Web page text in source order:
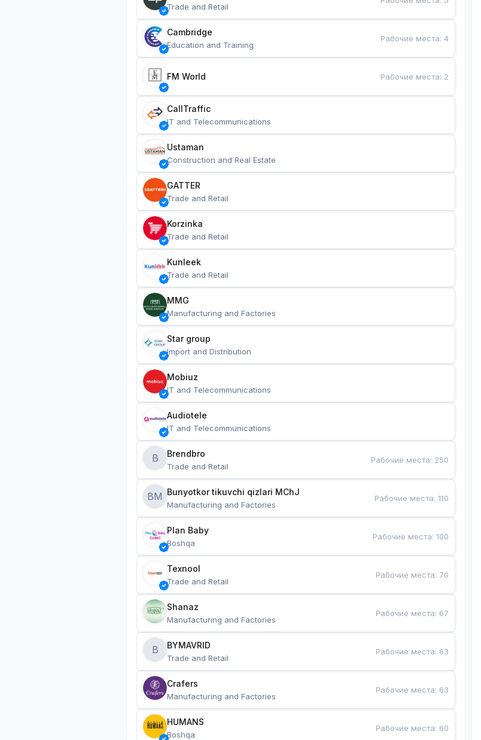
Trade and Retail
Cambridge
Education and Training
Рабочие места:4
FM World Рабочие места: 2
CallTraffic
IT and Telecommunications
Ustaman
Construction and Real Estate
GATTER
Trade and Retail
Korzinka
Trade and Retail
Kunleek
Trade and Retail
MMG
Manufacturing and Factories
Star group
Import and Distribution
Mobiuz
IT and Telecommunications
Audiotele
IT and Telecommunications
B Brendbro
Trade and Retail
Рабочие места: 250
BM
Manufacturing and Factories
Рабочие места:110
Plan Baby
Boshqa
Рабочие места:100
Texnool
Trade and Retail
Рабочие места: 70
Shanaz
Manufacturing and Factories
Рабочие места: 67
B BYMAVRID
Trade and Retail
Рабочие места: 63
Crafers
Manufacturing and Factories
Рабочие места: 63
HUMANS
Boshqa
Рабочие места: 60